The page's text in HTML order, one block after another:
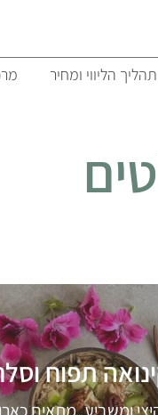
תהליך הליווי ומחיר
תפוח